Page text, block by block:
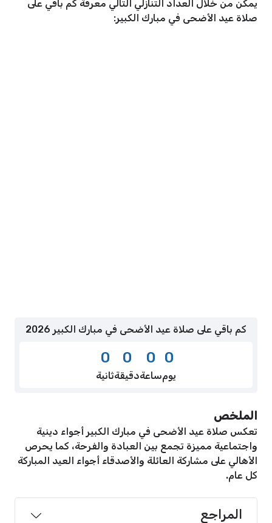
يمكن من خلال العداد التنازلي التالي معرفة كم باقي على
صلاة عيد الأضحى في مبارك الكبير:
كم باقي على صلاة عيد الأضحى في مبارك الكبير 2026
0
يوم
0
ساعة
0
دقيقة
0
ثانية
الملخص
تعكس صلاة عيد الأضحى في مبارك الكبير أجواء دينية
واجتماعية مميزة تجمع بين العبادة والفرحة، كما يحرص
الأهالي على مشاركة العائلة والأصدقاء أجواء العيد المباركة
كل عام.
المراجع